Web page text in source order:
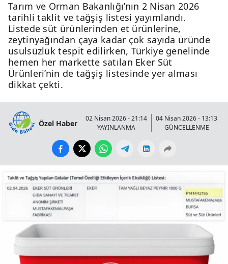
Tarım ve Orman Bakanlığı’nın 2 Nisan 2026
tarihli taklit ve tağşiş listesi yayımlandı.
Listede süt ürünlerinden et ürünlerine,
zeytinyağından çaya kadar çok sayıda üründe
usulsüzlük tespit edilirken, Türkiye genelinde
hemen her markette satılan Eker Süt
Ürünleri’nin de tağşiş listesinde yer alması
dikkat çekti.
Özel Haber
02 Nisan 2026 - 21:14
YAYINLANMA
04 Nisan 2026 - 13:13
GÜNCELLENME